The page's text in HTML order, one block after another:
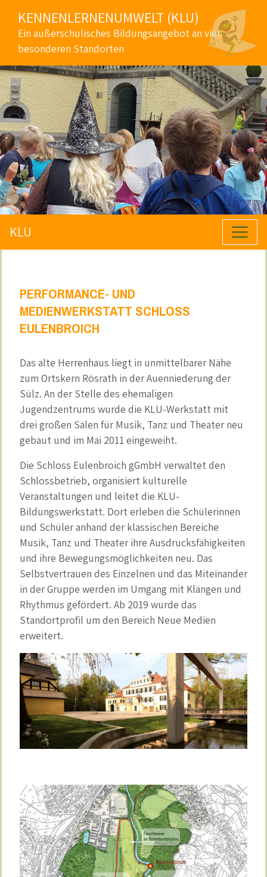
KENNENLERNENUMWELT (KLU)
Ein außerschulisches Bildungsangebot an vier
besonderen Standorten
KLU
PERFORMANCE- UND
MEDIENWERKSTATT SCHLOSS
EULENBROICH
Das alte Herrenhaus liegt in unmittelbarer Nähe
zum Ortskern Rösrath in der Auenniederung der
Sülz. An der Stelle des ehemaligen
Jugendzentrums wurde die KLU-Werkstatt mit
drei großen Sälen für Musik, Tanz und Theater neu
gebaut und im Mai 2011 eingeweiht.
Die Schloss Eulenbroich gGmbH verwaltet den
Schlossbetrieb, organisiert kulturelle
Veranstaltungen und leitet die KLU-
Bildungswerkstatt. Dort erleben die Schülerinnen
und Schüler anhand der klassischen Bereiche
Musik, Tanz und Theater ihre Ausdrucksfähigkeiten
und ihre Bewegungsmöglichkeiten neu. Das
Selbstvertrauen des Einzelnen und das Miteinander
in der Gruppe werden im Umgang mit Klängen und
Rhythmus gefördert. Ab 2019 wurde das
Standortprofil um den Bereich Neue Medien
erweitert.